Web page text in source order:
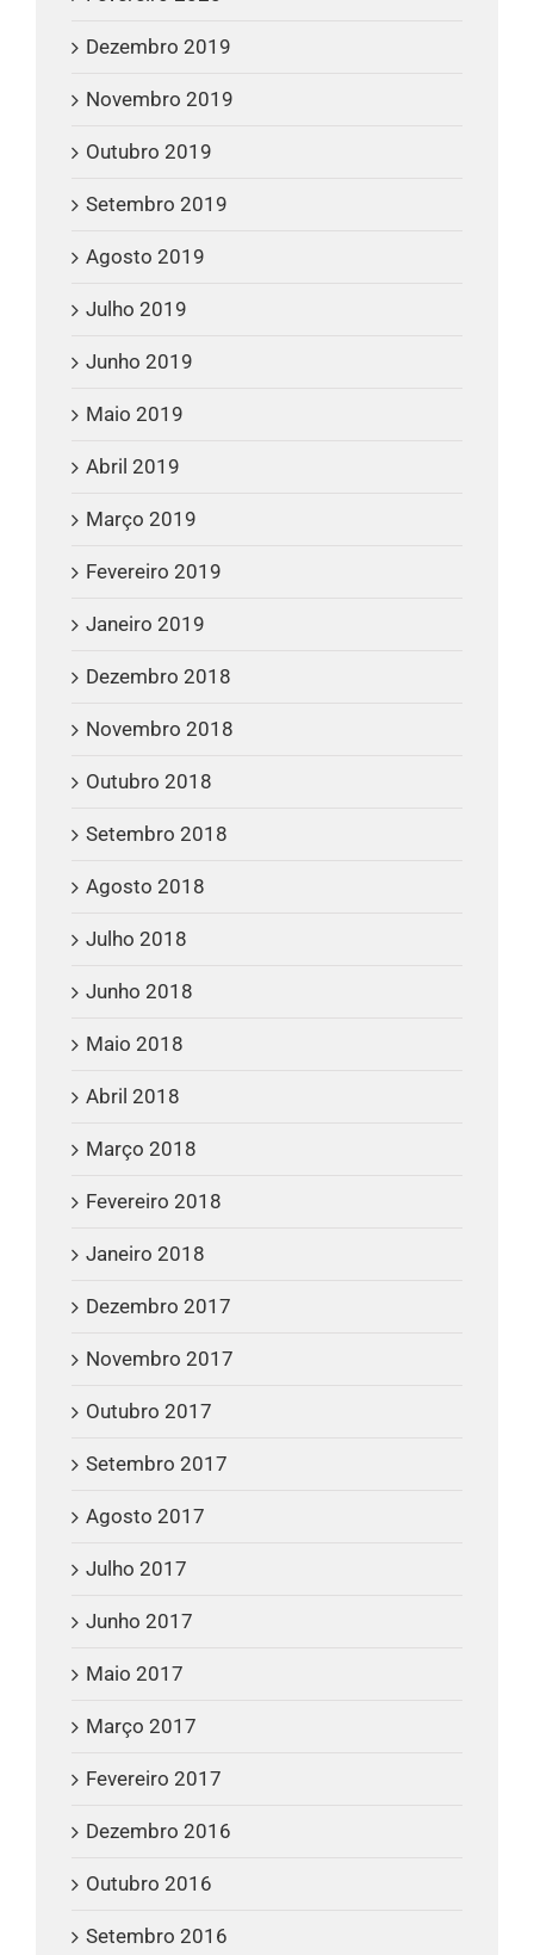
Dezembro 2019
Novembro 2019
Outubro 2019
Setembro 2019
Agosto 2019
Julho 2019
Junho 2019
Maio 2019
Abril 2019
Março 2019
Fevereiro 2019
Janeiro 2019
Dezembro 2018
Novembro 2018
Outubro 2018
Setembro 2018
Agosto 2018
Julho 2018
Junho 2018
Maio 2018
Abril 2018
Março 2018
Fevereiro 2018
Janeiro 2018
Dezembro 2017
Novembro 2017
Outubro 2017
Setembro 2017
Agosto 2017
Julho 2017
Junho 2017
Maio 2017
Março 2017
Fevereiro 2017
Dezembro 2016
Outubro 2016
Setembro 2016